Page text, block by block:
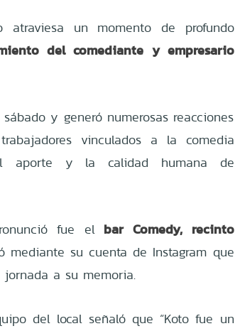
un momento de profundo
del comediante y empresario
y generó numerosas reacciones
vinculados a la comedia
aporte y la calidad humana de
fue el bar Comedy, recinto
mediante su cuenta de Instagram que
a su memoria.
del local señaló que “Koto fue un